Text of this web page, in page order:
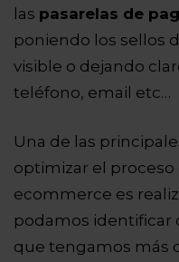
las pasarelas de
poniendo los sellos
visible o dejando
teléfono, email etc…
Una de las
optimizar el
ecommerce es
podamos identificar
que tengamos más